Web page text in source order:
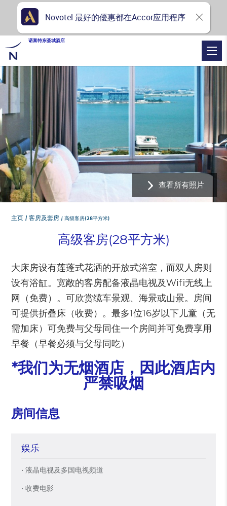
查看所有照片
主页 客房及套房 高级客房(28平方米)
高级客房(28平方米)
大床房设有莲蓬式花洒的开放式浴室，而双人房则
设有浴缸。宽敞的客房配备液晶电视及Wifi无线上
网（免费）。可欣赏缆车景观、海景或山景。房间
可提供折叠床（收费）。最多1位16岁以下儿童（无
需加床）可免费与父母同住一个房间并可免费享用
早餐（早餐必须与父母同吃）
*我们为无烟酒店，因此酒店内
严禁吸烟
房间信息
娱乐
• 液晶电视及多国电视频道
• 收费电影
诺富特东荟城酒店
Novotel 最好的優惠都在Accor应用程序